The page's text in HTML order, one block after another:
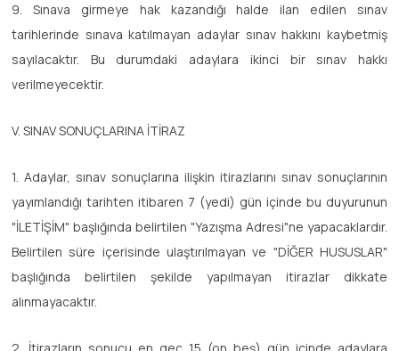
9. Sınava girmeye hak kazandığı halde ilan edilen sınav
tarihlerinde sınava katılmayan adaylar sınav hakkını kaybetmiş
sayılacaktır. Bu durumdaki adaylara ikinci bir sınav hakkı
verilmeyecektir.
V. SINAV SONUÇLARINA İTİRAZ
1. Adaylar, sınav sonuçlarına ilişkin itirazlarını sınav sonuçlarının
yayımlandığı tarihten itibaren 7 (yedi) gün içinde bu duyurunun
"İLETİŞİM" başlığında belirtilen "Yazışma Adresi"ne yapacaklardır.
Belirtilen süre içerisinde ulaştırılmayan ve "DİĞER HUSUSLAR"
başlığında belirtilen şekilde yapılmayan itirazlar dikkate
alınmayacaktır.